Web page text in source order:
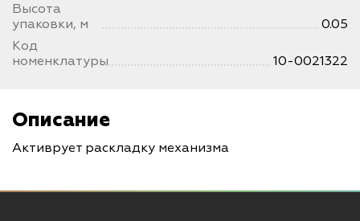
Высота
упаковки, м
0.05
Код
номенклатуры
10-0021322
Описание
Активрует раскладку механизма